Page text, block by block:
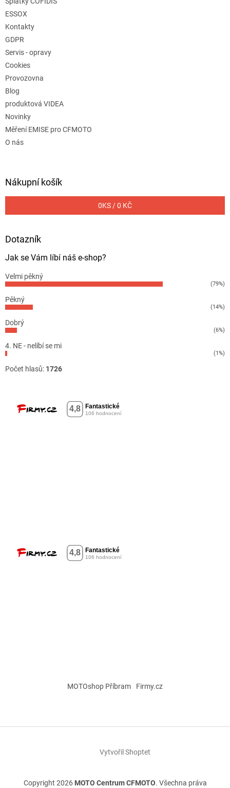
ESSOX
Kontakty
GDPR
Servis - opravy
Cookies
Provozovna
Blog
produktová VIDEA
Novinky
Měření EMISE pro CFMOTO
O nás
Nákupní košík
0KS /0 KČ
Dotazník
Jak se Vám líbí náš e-shop?
Velmi pěkný
(79%)
Pěkný
(14%)
Dobrý
(6%)
4. NE - nelíbí se mi
(1%)
Počet hlasů: 1726
MOTOshop Příbram Firmy.cz
Vytvořil Shoptet
Copyright 2026 MOTO Centrum CFMOTO. Všechna práva